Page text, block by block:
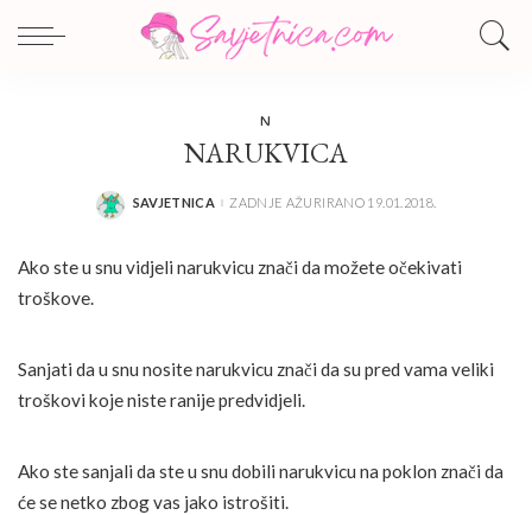
N
NARUKVICA
POSTED
SAVJETNICA ZADNJE AŽURIRANO 19.01.2018.
Ako ste u snu vidjeli narukvicu znači da možete očekivati
troškove.
Sanjati da u snu nosite narukvicu znači da su pred vama veliki
troškovi koje niste ranije predvidjeli.
Ako ste sanjali da ste u snu dobili narukvicu na poklon znači da
će se netko zbog vas jako istrošiti.